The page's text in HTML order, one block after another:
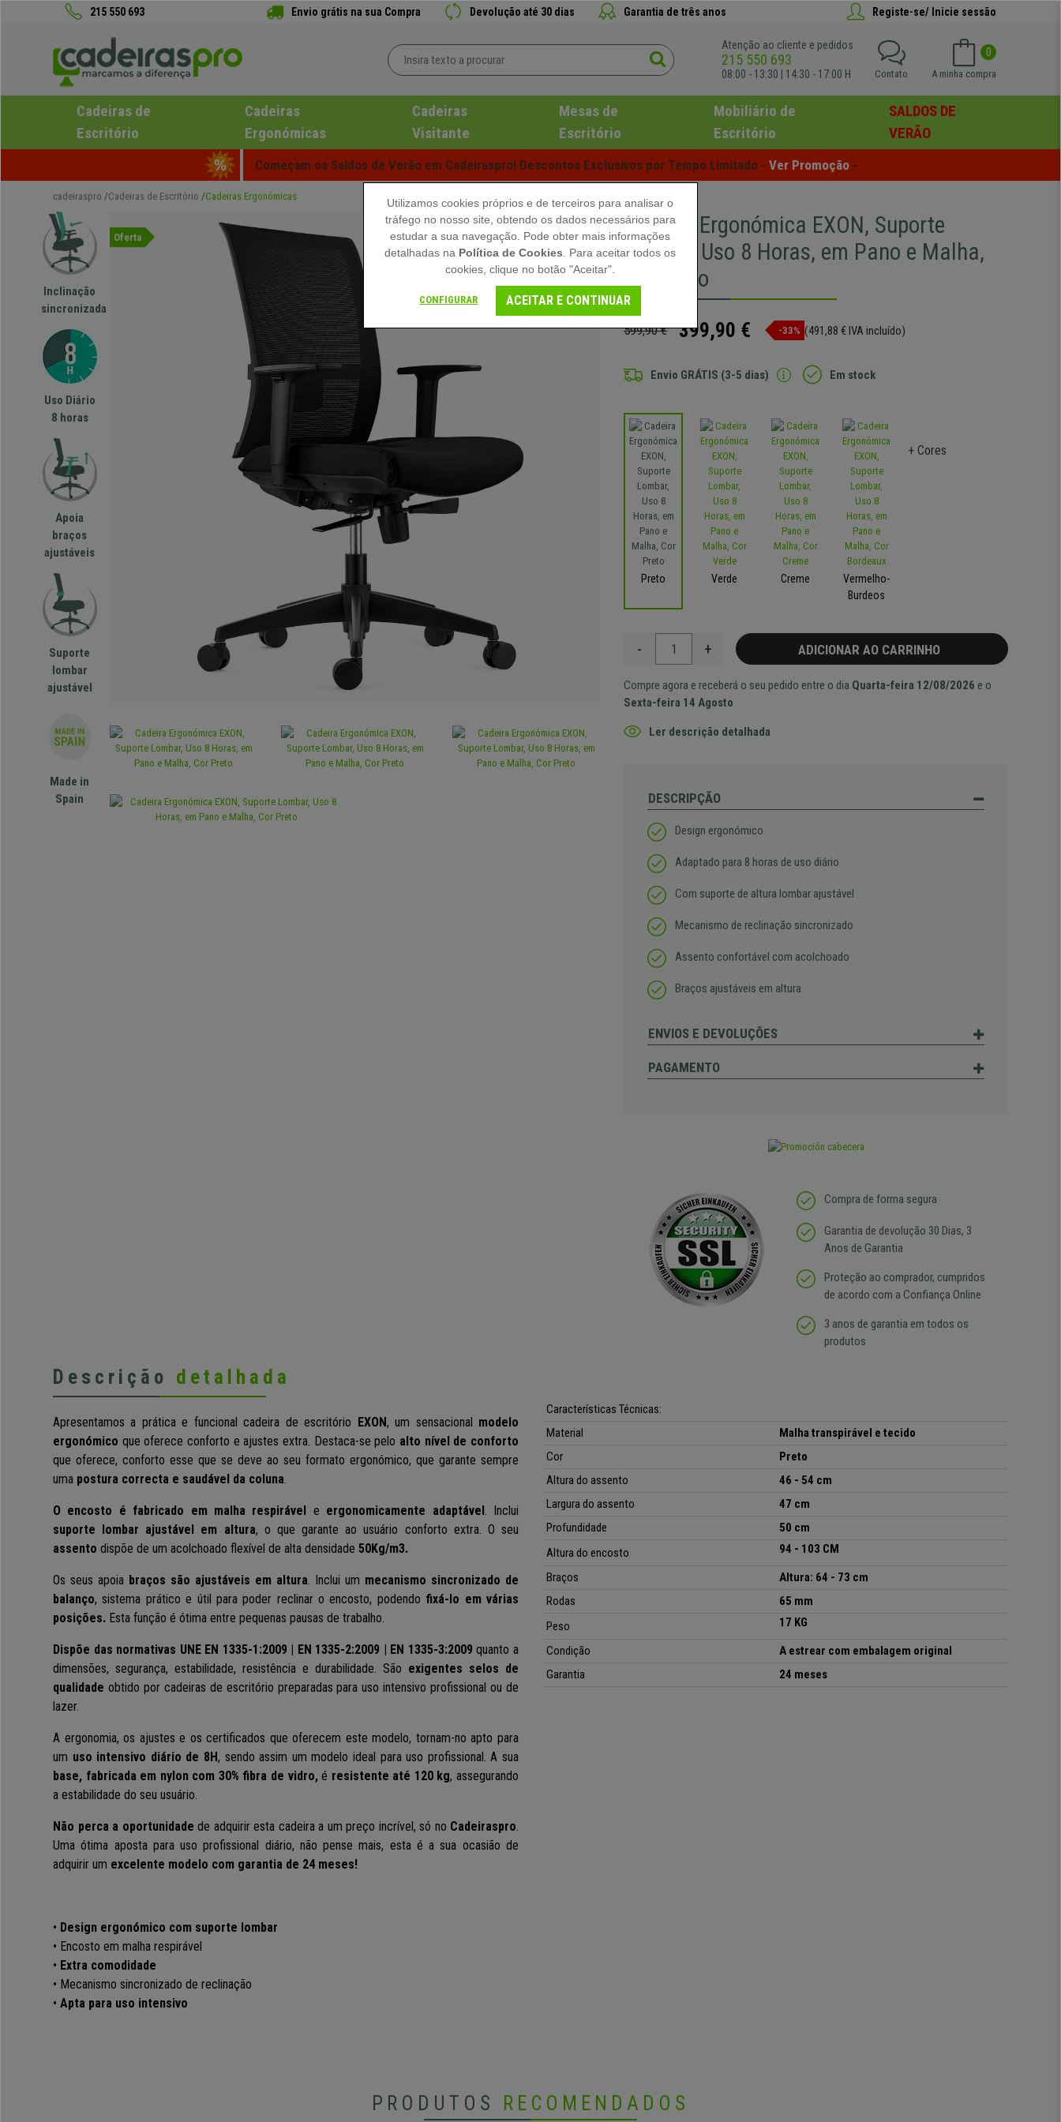
215 550 693 Envio grátis na sua Compra Devolução até 30 dias Garantia de três anos Registe-se/ Inicie sessão
Atenção ao cliente e pedidos
215 550 693
08:00 - 13:30 | 14:30 - 17:00 H
0
A minha compra
Contato
Cadeiras de
Escritório
Cadeiras
Ergonómicas
Cadeiras
Visitante
Mesas de
Escritório
Mobiliário de
Escritório
SALDOS DE
VERÃO
Começam os Saldos de Verão em Cadeiraspro! Descontos Exclusivos por Tempo Limitado - Ver Promoção -
cadeiraspro Cadeiras de Escritório Cadeiras Ergonómicas
Inclinação
sincronizada
Uso Diário
8 horas
Apoia
braços
ajustáveis
Suporte
lombar
ajustável
Made in
Spain
Oferta
Cadeira Ergonómica EXON, Suporte
Lombar, Uso 8 Horas, em Pano e Malha,
Cor Preto
599,90 € 399,90 € -33% (491,88 € IVA incluído)
Envio GRÁTIS (3-5 dias) Em stock
Preto Verde Creme
Vermelho-
Burdeos
+ Cores
- + ADICIONAR AO CARRINHO
Compre agora e receberá o seu pedido entre o dia Quarta-feira 12/08/2026 e o
Sexta-feira 14 Agosto
Ler descrição detalhada
DESCRIPÇÃO
Design ergonómico
Adaptado para 8 horas de uso diário
Com suporte de altura lombar ajustável
Mecanismo de reclinação sincronizado
Assento confortável com acolchoado
Braços ajustáveis em altura
ENVIOS E DEVOLUÇÕES
PAGAMENTO
Compra de forma segura
Garantia de devolução 30 Dias, 3
Anos de Garantia
Proteção ao comprador, cumpridos
de acordo com a Confiança Online
3 anos de garantia em todos os
produtos
Descrição detalhada
Apresentamos a prática e funcional cadeira de escritório EXON, um sensacional modelo
ergonómico que oferece conforto e ajustes extra. Destaca-se pelo alto nível de conforto
que oferece, conforto esse que se deve ao seu formato ergonómico, que garante sempre
uma postura correcta e saudável da coluna.
O encosto é fabricado em malha respirável e ergonomicamente adaptável. Inclui
suporte lombar ajustável em altura, o que garante ao usuário conforto extra. O seu
assento dispõe de um acolchoado flexível de alta densidade 50Kg/m3.
Os seus apoia braços são ajustáveis em altura. Inclui um mecanismo sincronizado de
balanço, sistema prático e útil para poder reclinar o encosto, podendo fixá-lo em várias
posições. Esta função é ótima entre pequenas pausas de trabalho.
Dispõe das normativas UNE EN 1335-1:2009 | EN 1335-2:2009 | EN 1335-3:2009 quanto a
dimensões, segurança, estabilidade, resistência e durabilidade. São exigentes selos de
qualidade obtido por cadeiras de escritório preparadas para uso intensivo profissional ou de
lazer.
A ergonomia, os ajustes e os certificados que oferecem este modelo, tornam-no apto para
um uso intensivo diário de 8H, sendo assim um modelo ideal para uso profissional. A sua
base, fabricada em nylon com 30% fibra de vidro,é resistente até 120 kg, assegurando
a estabilidade do seu usuário.
Não perca a oportunidade de adquirir esta cadeira a um preço incrível, só no Cadeiraspro.
Uma ótima aposta para uso profissional diário, não pense mais, esta é a sua ocasião de
adquirir um excelente modelo com garantia de 24 meses!
• Design ergonómico com suporte lombar
• Encosto em malha respirável
• Extra comodidade
• Mecanismo sincronizado de reclinação
• Apta para uso intensivo
Características Técnicas:
Material
Malha transpirável e tecido
Cor
Preto
Altura do assento
46 - 54 cm
Largura do assento
47 cm
Profundidade
50 cm
Altura do encosto
94 - 103 CM
Braços
Altura: 64 - 73 cm
Rodas
65 mm
Peso
17 KG
Condição
A estrear com embalagem original
Garantia
24 meses
PRODUTOS RECOMENDADOS
Utilizamos cookies próprios e de terceiros para analisar o
tráfego no nosso site, obtendo os dados necessários para
estudar a sua navegação. Pode obter mais informações
detalhadas na Política de Cookies . Para aceitar todos os
cookies, clique no botão "Aceitar".
CONFIGURAR ACEITAR E CONTINUAR